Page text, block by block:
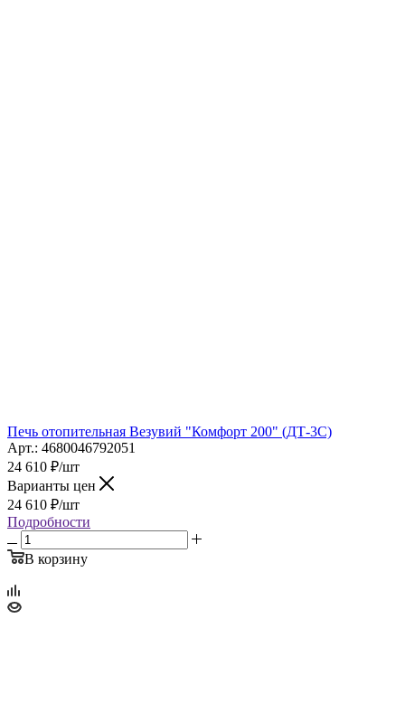
Печь отопительная Везувий "Комфорт 200" (ДТ-3С)
Арт.: 4680046792051
24 610 ₽/шт
Варианты цен
24 610 ₽/шт
Подробности
В корзину